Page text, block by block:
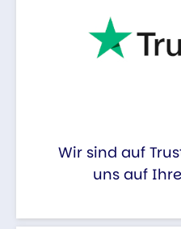
Wir sind auf
uns auf